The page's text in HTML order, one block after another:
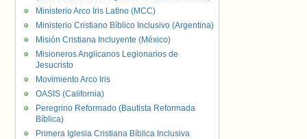
Ministerio Arco Iris Latino (MCC)
Ministerio Cristiano Bíblico Inclusivo (Argentina)
Misión Cristiana Incluyente (México)
Misioneros Anglicanos Legionarios de
Jesucristo
Movimiento Arco Iris
OASIS (California)
Peregrino Reformado (Bautista Reformada
Bíblica)
Primera Iglesia Cristiana Bíblica Inclusiva